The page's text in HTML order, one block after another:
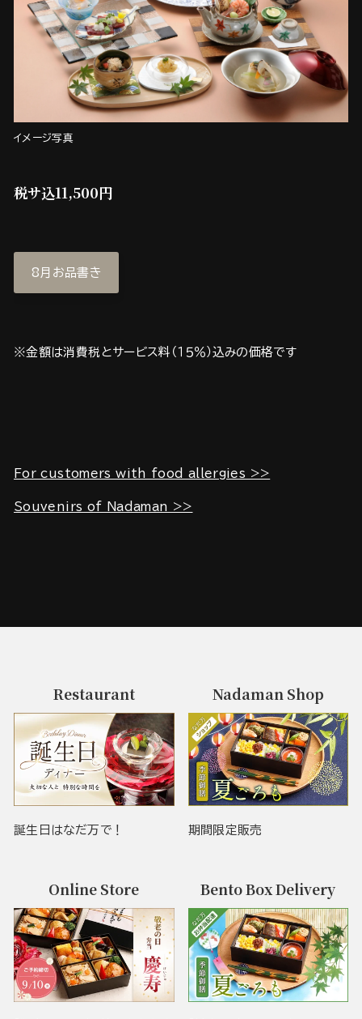
イメージ写真
税サ込11,500円
8月お品書き
※金額は消費税とサービス料（１５％）込みの価格です
For customers with food allergies >>
Souvenirs of Nadaman >>
Restaurant
誕生日はなだ万で！
Nadaman Shop
期間限定販売
Online Store Bento Box Delivery